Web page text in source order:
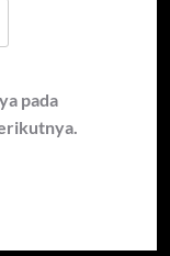
pada